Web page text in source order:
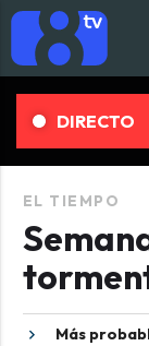
DIRECTO
EL TIEMPO
Más